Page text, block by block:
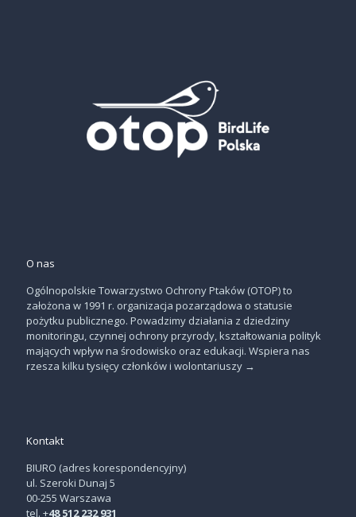
O nas
Ogólnopolskie Towarzystwo Ochrony Ptaków (OTOP) to
założona w 1991 r. organizacja pozarządowa o statusie
pożytku publicznego. Powadzimy działania z dziedziny
monitoringu, czynnej ochrony przyrody, kształtowania polityk
mających wpływ na środowisko oraz edukacji. Wspiera nas
rzesza kilku tysięcy członków i wolontariuszy →
Kontakt
BIURO (adres korespondencyjny)
ul. Szeroki Dunaj 5
00-255 Warszawa
tel. +48 512 232 931